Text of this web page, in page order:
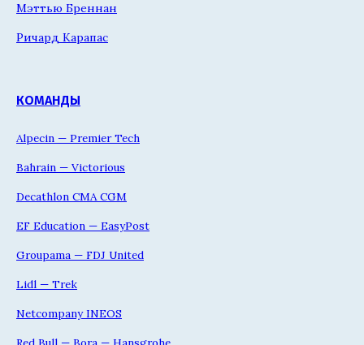
Мэттью Бреннан
Ричард Карапас
КОМАНДЫ
Alpecin — Premier Tech
Bahrain — Victorious
Decathlon CMA CGM
EF Education — EasyPost
Groupama — FDJ United
Lidl — Trek
Netcompany INEOS